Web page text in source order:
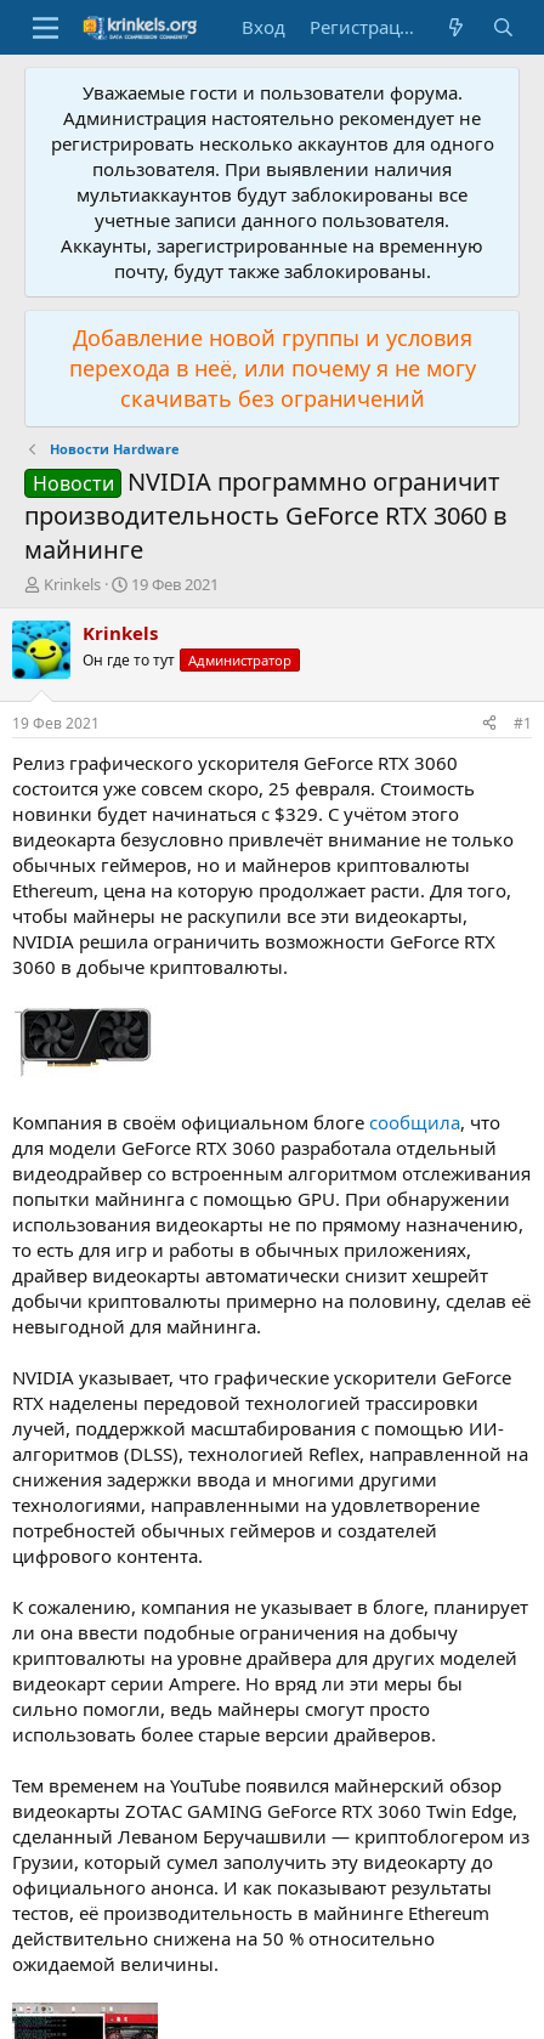
Вход Регистрация
Уважаемые гости и пользователи форума.
Администрация настоятельно рекомендует не
регистрировать несколько аккаунтов для одного
пользователя. При выявлении наличия
мультиаккаунтов будут заблокированы все
учетные записи данного пользователя.
Аккаунты, зарегистрированные на временную
почту, будут также заблокированы.
Добавление новой группы и условия
перехода в неё, или почему я не могу
скачивать без ограничений
Новости Hardware
Новости
NVIDIA программно ограничит
производительность GeForce RTX 3060 в
майнинге
А
т
о
р
т
м
ы
Krinkels
Д
т
н
а
л
19 Фев 2021
Krinkels
Он где то тут Администратор
19 Фев 2021 #1
Релиз графического ускорителя GeForce RTX 3060
состоится уже совсем скоро, 25 февраля. Стоимость
новинки будет начинаться с $329. С учётом этого
видеокарта безусловно привлечёт внимание не только
обычных геймеров, но и майнеров криптовалюты
Ethereum, цена на которую продолжает расти. Для того,
чтобы майнеры не раскупили все эти видеокарты,
NVIDIA решила ограничить возможности GeForce RTX
3060 в добыче криптовалюты.
Компания в своём официальном блоге сообщила, что
для модели GeForce RTX 3060 разработала отдельный
видеодрайвер со встроенным алгоритмом отслеживания
попытки майнинга с помощью GPU. При обнаружении
использования видеокарты не по прямому назначению,
то есть для игр и работы в обычных приложениях,
драйвер видеокарты автоматически снизит хешрейт
добычи криптовалюты примерно на половину, сделав её
невыгодной для майнинга.
NVIDIA указывает, что графические ускорители GeForce
RTX наделены передовой технологией трассировки
лучей, поддержкой масштабирования с помощью ИИ-
алгоритмов (DLSS), технологией Reflex, направленной на
снижения задержки ввода и многими другими
технологиями, направленными на удовлетворение
потребностей обычных геймеров и создателей
цифрового контента.
К сожалению, компания не указывает в блоге, планирует
ли она ввести подобные ограничения на добычу
криптовалюты на уровне драйвера для других моделей
видеокарт серии Ampere. Но вряд ли эти меры бы
сильно помогли, ведь майнеры смогут просто
использовать более старые версии драйверов.
Тем временем на YouTube появился майнерский обзор
видеокарты ZOTAC GAMING GeForce RTX 3060 Twin Edge,
сделанный Леваном Беручашвили — криптоблогером из
Грузии, который сумел заполучить эту видеокарту до
официального анонса. И как показывают результаты
тестов, её производительность в майнинге Ethereum
действительно снижена на 50 % относительно
ожидаемой величины.